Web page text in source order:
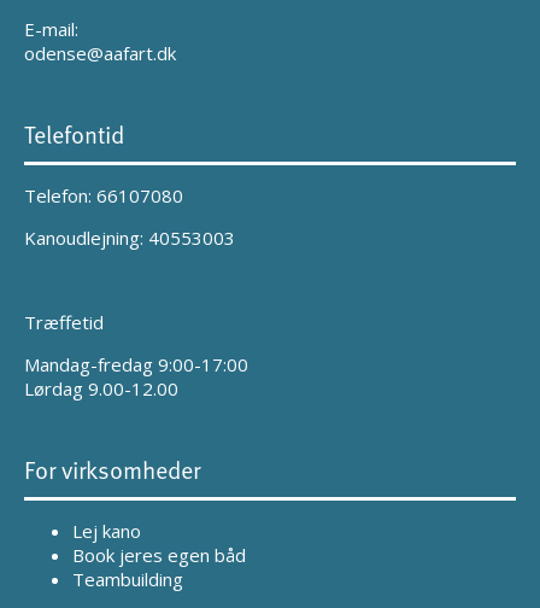
E-mail:
odense@aafart.dk
Telefontid
Telefon: 66107080
Kanoudlejning: 40553003
Træffetid
Mandag-fredag 9:00-17:00
Lørdag 9.00-12.00
For virksomheder
Lej kano
Book jeres egen båd
Teambuilding